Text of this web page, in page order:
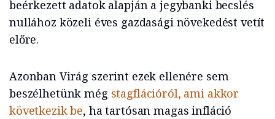
beérkezett adatok alapján a jegybanki becslés
nullához közeli éves gazdasági növekedést vetít
előre.
Azonban Virág szerint ezek ellenére sem
beszélhetünk még stagflációról, ami akkor
következik be, ha tartósan magas infláció